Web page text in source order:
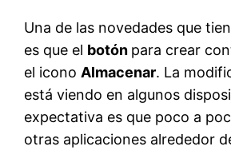
Una de las novedades que
es que el botón para crear
el icono Almacenar. La
está viendo en algunos
expectativa es que poco a
otras aplicaciones alrededor